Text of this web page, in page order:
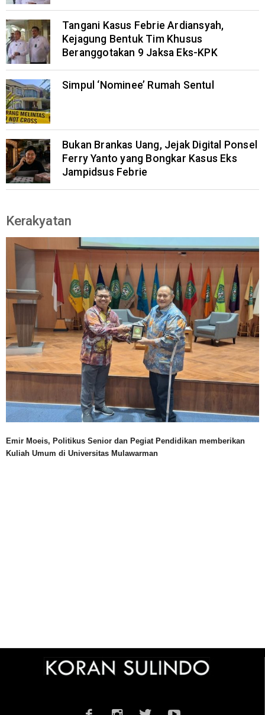
Tangani Kasus Febrie Ardiansyah,
Kejagung Bentuk Tim Khusus
Beranggotakan 9 Jaksa Eks-KPK
Simpul ‘Nominee’ Rumah Sentul
Bukan Brankas Uang, Jejak Digital Ponsel
Ferry Yanto yang Bongkar Kasus Eks
Jampidsus Febrie
Kerakyatan
Emir Moeis, Politikus Senior dan Pegiat Pendidikan memberikan
Kuliah Umum di Universitas Mulawarman